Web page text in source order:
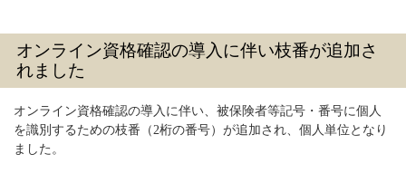
オンライン資格確認の導入に伴い枝番が追加さ
れました
オンライン資格確認の導入に伴い、被保険者等記号・番号に個人
を識別するための枝番（2桁の番号）が追加され、個人単位となり
ました。